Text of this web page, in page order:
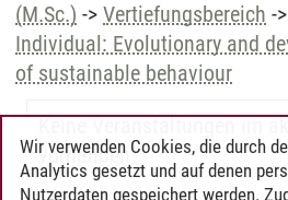
(M.Sc.) -> Vertiefungsbereich ->
Individual: Evolutionary and
of sustainable behaviour
Keine Veranstaltungen im
vorhanden
Wir verwenden Cookies, die durch
Analytics gesetzt und auf denen
Nutzerdaten gespeichert werden.